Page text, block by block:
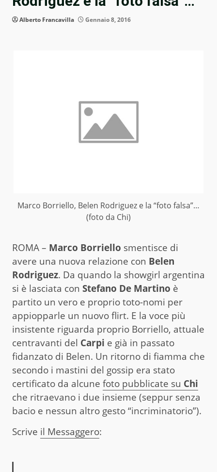
Alberto Francavilla Gennaio 8, 2016
Marco Borriello, Belen Rodriguez e la “foto falsa”…
(foto da Chi)
ROMA – Marco Borriello smentisce di
avere una nuova relazione con Belen
Rodriguez. Da quando la showgirl argentina
si è lasciata con Stefano De Martino è
partito un vero e proprio toto-nomi per
appiopparle un nuovo flirt. E la voce più
insistente riguarda proprio Borriello, attuale
centravanti del Carpi e già in passato
fidanzato di Belen. Un ritorno di fiamma che
secondo i mastini del gossip era stato
certificato da alcune foto pubblicate su Chi
che ritraevano i due insieme (seppur senza
bacio e nessun altro gesto “incriminatorio”).
Scrive il Messaggero: